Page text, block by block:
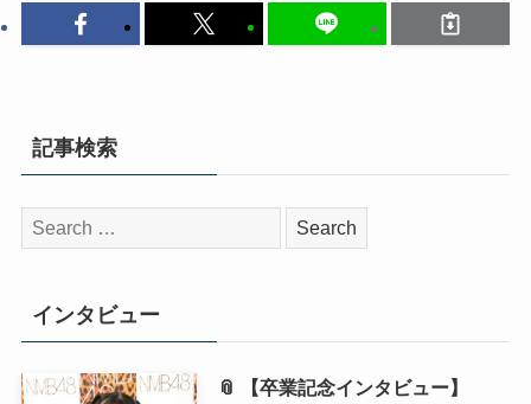
記事検索
検
索:
インタビュー
📎 【卒業記念インタビュー】